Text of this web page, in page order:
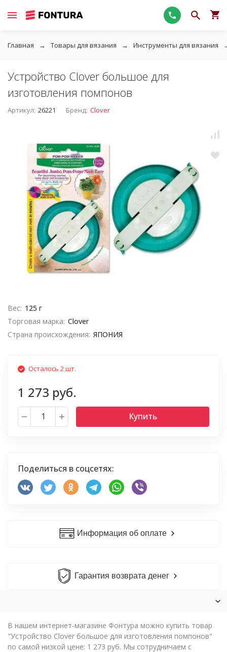
Главная Товары для вязания Инструменты для вязания
Устройство Clover большое для
изготовления помпонов
Артикул: 26221 Бренд: Clover
Вес: 125 г
Торговая марка: Clover
Страна происхождения: ЯПОНИЯ
Осталось 2 шт.
1 273 руб.
Купить
Поделиться в соцсетях:
Информация об оплате
Гарантия возврата денег
В нашем интернет-магазине Фонтура можно купить товар
"Устройство Clover большое для изготовления помпонов"
по самой низкой цене: 1 273 руб. Мы сотрудничаем с